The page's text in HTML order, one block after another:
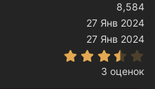
8,584
27 Янв 2024
27 Янв 2024
3 оценок